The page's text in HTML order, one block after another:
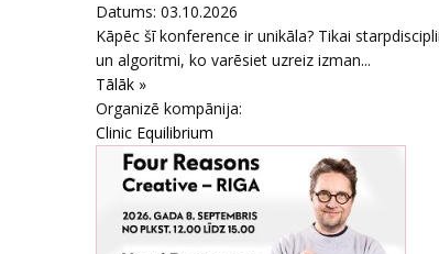
Datums: 03.10.2026
Kāpēc šī konference ir unikāla? Tikai
un algoritmi, ko varēsiet uzreiz izman...
Tālāk »
Organizē kompānija:
Clinic Equilibrium